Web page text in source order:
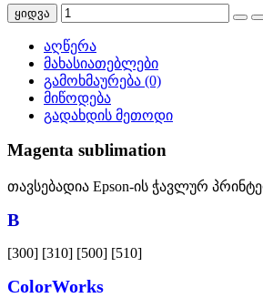
ყიდვა
აღწერა
მახასიათებლები
გამოხმაურება (0)
მიწოდება
გადახდის მეთოდი
Magenta sublimation
თავსებადია Epson-ის ჭავლურ
B
[300] [310] [500] [510]
ColorWorks